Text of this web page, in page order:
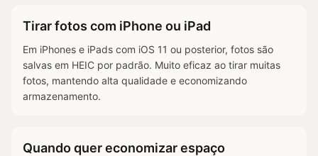
Tirar fotos com iPhone ou iPad
Em iPhones e iPads com iOS 11 ou posterior, fotos são
salvas em HEIC por padrão. Muito eficaz ao tirar muitas
fotos, mantendo alta qualidade e economizando
armazenamento.
Quando quer economizar espaço